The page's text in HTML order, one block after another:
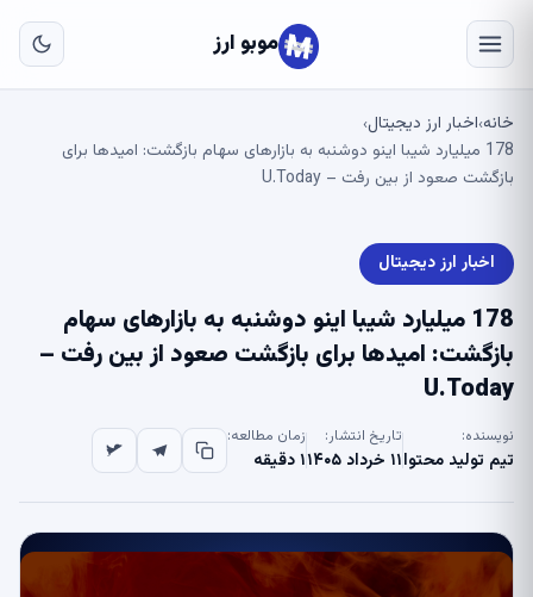
موبو ارز
خانه›اخبار ارز دیجیتال›
178 میلیارد شیبا اینو دوشنبه به بازارهای سهام بازگشت: امیدها برای
بازگشت صعود از بین رفت – U.Today
اخبار ارز دیجیتال
178 میلیارد شیبا اینو دوشنبه به بازارهای سهام
بازگشت: امیدها برای بازگشت صعود از بین رفت –
U.Today
نویسنده:
تیم تولید محتوا
تاریخ انتشار:
۱۱ خرداد ۱۴۰۵
زمان مطالعه:
۱ دقیقه